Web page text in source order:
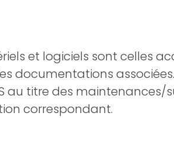
et logiciels sont celles
documentations
au titre des maintenances/
correspondant.